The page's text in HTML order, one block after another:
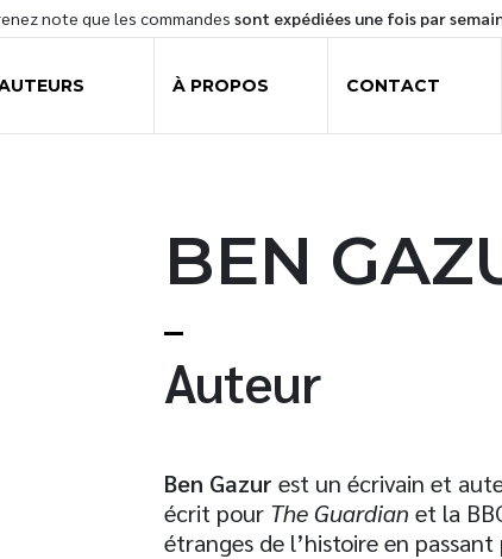
note que les commandes sont expédiées une fois par
À PROPOS CONTACT
BEN
Auteur
Ben Gazur est un écrivain et
écrit pour The Guardian et la
étranges de l’histoire en